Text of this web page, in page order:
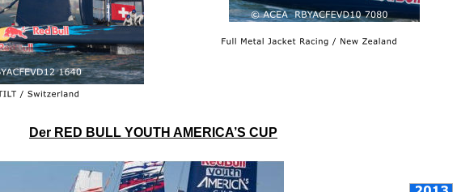
Der RED BULL YOUTH AMERICA’S CUP